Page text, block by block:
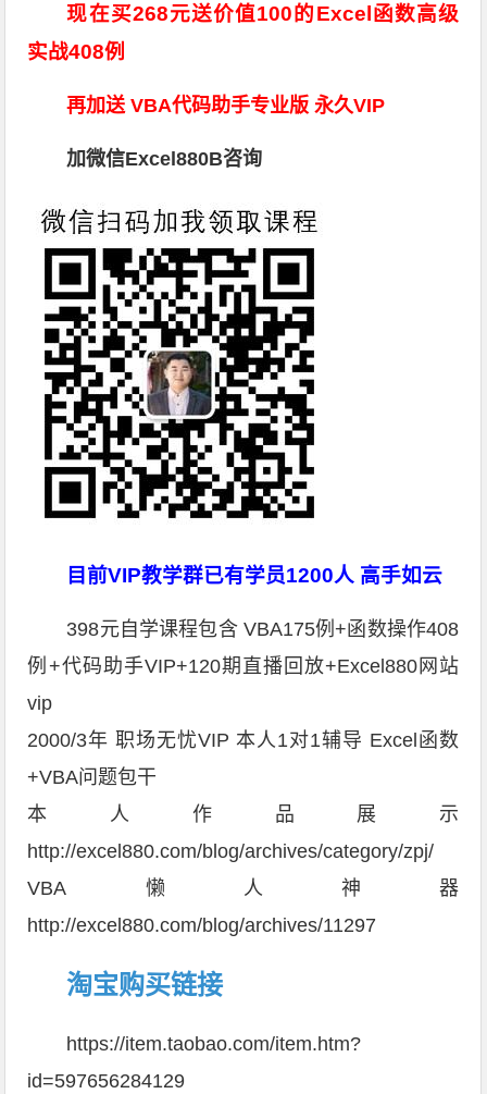
现在买268元送价值100的Excel函数高级
实战408例
再加送 VBA代码助手专业版 永久VIP
加微信Excel880B咨询
目前VIP教学群已有学员1200人 高手如云
398元自学课程包含 VBA175例+函数操作408
例+代码助手VIP+120期直播回放+Excel880网站
vip
2000/3年 职场无忧VIP 本人1对1辅导 Excel函数
+VBA问题包干
本人作品展示
http://excel880.com/blog/archives/category/zpj/
VBA懒人神器
http://excel880.com/blog/archives/11297
淘宝购买链接
https://item.taobao.com/item.htm?
id=597656284129